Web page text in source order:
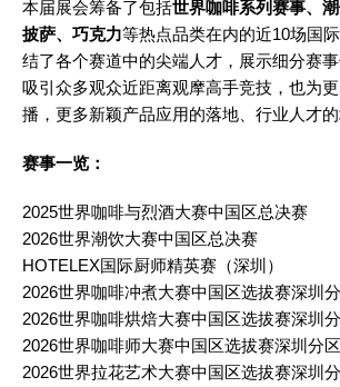
本届展会筹备了包括世界咖啡系列赛事、潮
披萨、巧克力等热点品类在内的近10场国
结了各个赛道中的尖端人才，展示细分赛
吸引众多观众近距离观摩高手竞技，也为
播，更多新颖产品应用的落地、行业人才的
赛事一览：
2025世界咖啡与烈酒大赛中国区总决赛
2026世界潮饮大赛中国区总决赛
HOTELEX国际厨师精英赛（深圳）
2026世界咖啡冲煮大赛中国区选拔赛深圳
2026世界咖啡烘焙大赛中国区选拔赛深圳
2026世界咖啡师大赛中国区选拔赛深圳分
2026世界拉花艺术大赛中国区选拔赛深圳